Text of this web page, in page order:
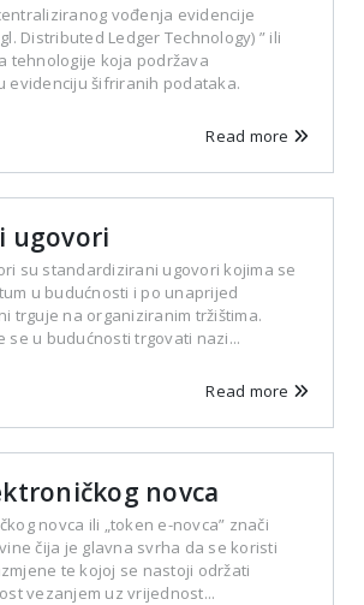
vođenja evidencije
Distributed Ledger Technology) ” ili
tehnologije koja podržava
evidenciju šifriranih podataka.
Read more
ugovori
su standardizirani ugovori kojima se
u budućnosti i po unaprijed
trguje na organiziranim tržištima.
se u budućnosti trgovati nazi...
Read more
novca
novca ili „token e-novca” znači
čija je glavna svrha da se koristi
te kojoj se nastoji održati
vezanjem uz vrijednost...